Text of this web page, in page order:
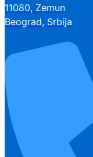
11080, Zemun
Beograd, Srbija